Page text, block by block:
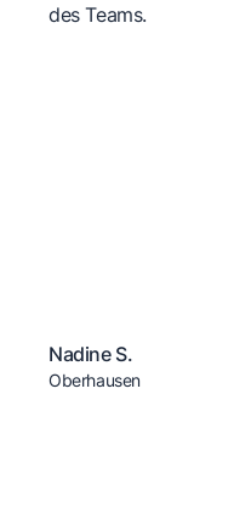
des Teams.
Nadine S.
Oberhausen